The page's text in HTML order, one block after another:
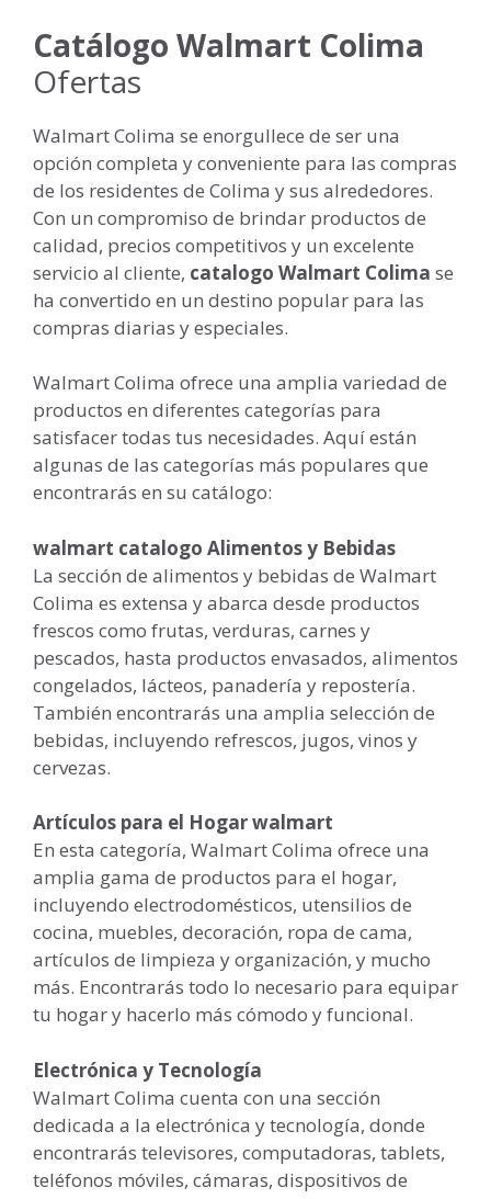
Catálogo Walmart Colima
Ofertas
Walmart Colima se enorgullece de ser una
opción completa y conveniente para las compras
de los residentes de Colima y sus alrededores.
Con un compromiso de brindar productos de
calidad, precios competitivos y un excelente
servicio al cliente, catalogo Walmart Colima se
ha convertido en un destino popular para las
compras diarias y especiales.
Walmart Colima ofrece una amplia variedad de
productos en diferentes categorías para
satisfacer todas tus necesidades. Aquí están
algunas de las categorías más populares que
encontrarás en su catálogo:
walmart catalogo Alimentos y Bebidas
La sección de alimentos y bebidas de Walmart
Colima es extensa y abarca desde productos
frescos como frutas, verduras, carnes y
pescados, hasta productos envasados, alimentos
congelados, lácteos, panadería y repostería.
También encontrarás una amplia selección de
bebidas, incluyendo refrescos, jugos, vinos y
cervezas.
Artículos para el Hogar walmart
En esta categoría, Walmart Colima ofrece una
amplia gama de productos para el hogar,
incluyendo electrodomésticos, utensilios de
cocina, muebles, decoración, ropa de cama,
artículos de limpieza y organización, y mucho
más. Encontrarás todo lo necesario para equipar
tu hogar y hacerlo más cómodo y funcional.
Electrónica y Tecnología
Walmart Colima cuenta con una sección
dedicada a la electrónica y tecnología, donde
encontrarás televisores, computadoras, tablets,
teléfonos móviles, cámaras, dispositivos de